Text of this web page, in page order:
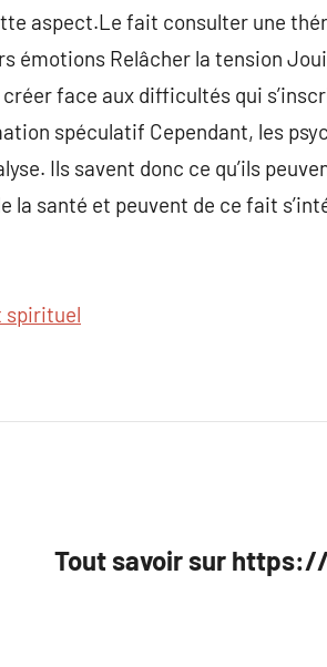
aspect.Le fait consulter une
émotions Relâcher la tension
face aux difficultés qui
spéculatif Cependant, les
Ils savent donc ce qu’ils
la santé et peuvent de ce fait
spirituel
Tout savoir sur